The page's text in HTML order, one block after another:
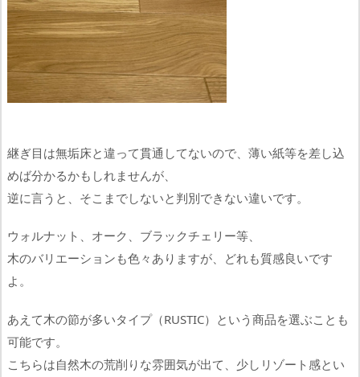
継ぎ目は無垢床と違って貫通してないので、薄い紙等を差し込
めば分かるかもしれませんが、
逆に言うと、そこまでしないと判別できない違いです。
ウォルナット、オーク、ブラックチェリー等、
木のバリエーションも色々ありますが、どれも質感良いです
よ。
あえて木の節が多いタイプ（RUSTIC）という商品を選ぶことも
可能です。
こちらは自然木の荒削りな雰囲気が出て、少しリゾート感とい